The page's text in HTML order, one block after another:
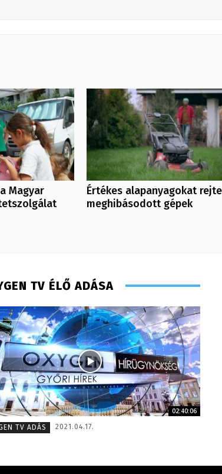
Magyar
Értékes alapanyagokat
meghibásodott gépek
– sales manager – 2014
TV ÉLŐ ADÁSA
02:40:06
TV ADÁS
2021.04.17.